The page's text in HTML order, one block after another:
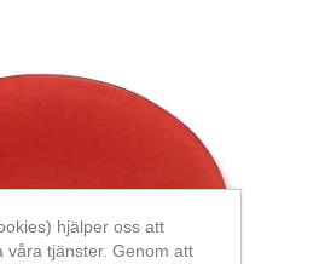
hjälper oss att
våra tjänster. Genom att